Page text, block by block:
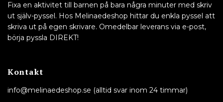
Fixa en aktivitet till barnen på bara några minuter med skriv
ut själv-pyssel. Hos Melinaedeshop hittar du enkla pyssel att
skriva ut på egen skrivare. Omedelbar leverans via e-post,
börja pyssla DIREKT!
Kontakt
info@melinaedeshop.se (alltid svar inom 24 timmar)